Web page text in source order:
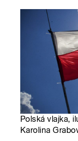
Polská vlajka,
Karolina